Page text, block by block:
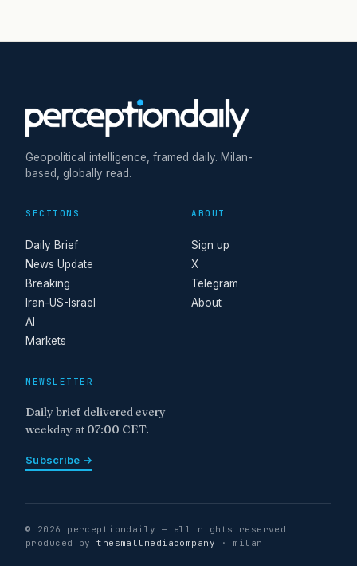
Geopolitical intelligence, framed daily. Milan-
based, globally read.
SECTIONS
Daily Brief
News Update
Breaking
Iran-US-Israel
AI
Markets
ABOUT
Sign up
X
Telegram
About
NEWSLETTER
Daily brief delivered every
weekday at 07:00 CET.
Subscribe →
© 2026 perceptiondaily — all rights reserved
produced bythesmallmediacompany · milan